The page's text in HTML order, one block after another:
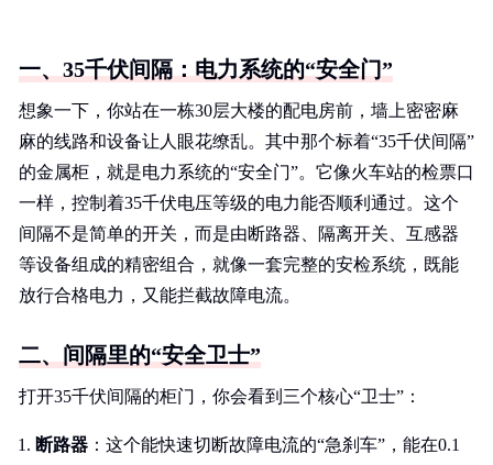
一、35千伏间隔：电力系统的“安全门”
想象一下，你站在一栋30层大楼的配电房前，墙上密密麻
麻的线路和设备让人眼花缭乱。其中那个标着“35千伏间隔”
的金属柜，就是电力系统的“安全门”。它像火车站的检票口
一样，控制着35千伏电压等级的电力能否顺利通过。这个
间隔不是简单的开关，而是由断路器、隔离开关、互感器
等设备组成的精密组合，就像一套完整的安检系统，既能
放行合格电力，又能拦截故障电流。
二、间隔里的“安全卫士”
打开35千伏间隔的柜门，你会看到三个核心“卫士”：
断路器 ：这个能快速切断故障电流的“急刹车”，能在0.1